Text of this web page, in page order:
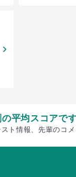
平均スコアです
ト情報、先輩のコメ